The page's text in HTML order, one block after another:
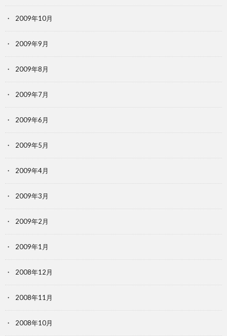
2009年10月
2009年9月
2009年8月
2009年7月
2009年6月
2009年5月
2009年4月
2009年3月
2009年2月
2009年1月
2008年12月
2008年11月
2008年10月